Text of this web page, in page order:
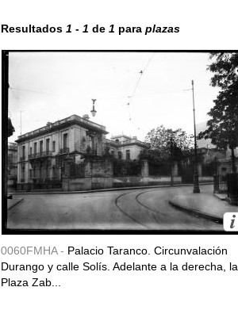
Resultados 1 - 1 de 1 para plazas
0060FMHA - Palacio Taranco. Circunvalación
Durango y calle Solís. Adelante a la derecha, la
Plaza Zab...